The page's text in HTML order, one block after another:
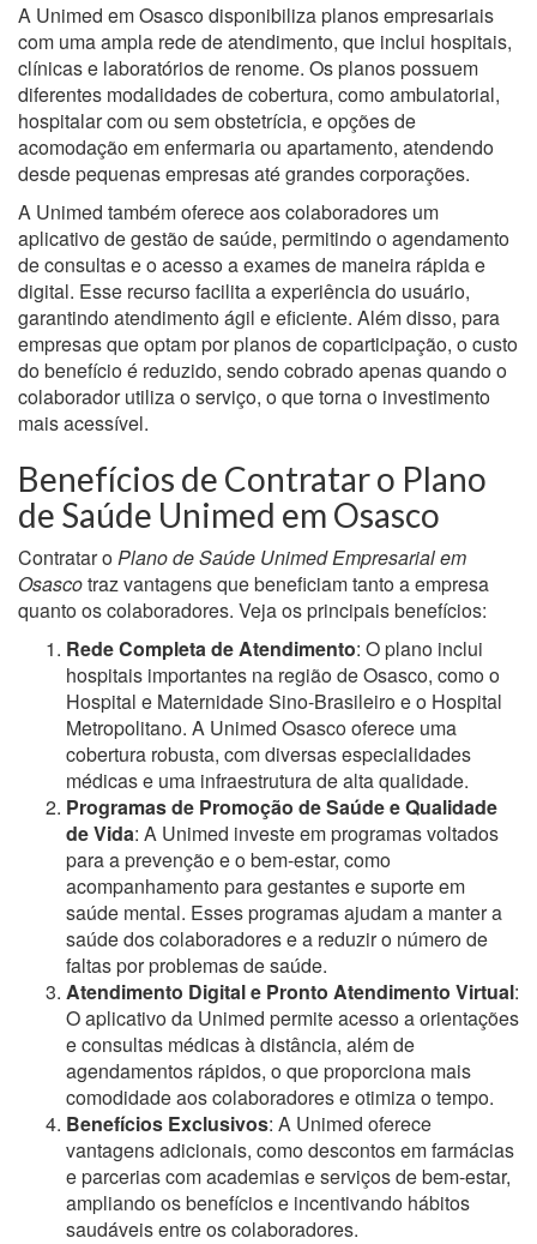
A Unimed em Osasco disponibiliza planos empresariais
com uma ampla rede de atendimento, que inclui hospitais,
clínicas e laboratórios de renome. Os planos possuem
diferentes modalidades de cobertura, como ambulatorial,
hospitalar com ou sem obstetrícia, e opções de
acomodação em enfermaria ou apartamento, atendendo
desde pequenas empresas até grandes corporações.
A Unimed também oferece aos colaboradores um
aplicativo de gestão de saúde, permitindo o agendamento
de consultas e o acesso a exames de maneira rápida e
digital. Esse recurso facilita a experiência do usuário,
garantindo atendimento ágil e eficiente. Além disso, para
empresas que optam por planos de coparticipação, o custo
do benefício é reduzido, sendo cobrado apenas quando o
colaborador utiliza o serviço, o que torna o investimento
mais acessível.
Benefícios de Contratar o Plano
de Saúde Unimed em Osasco
Contratar oPlano de Saúde Unimed Empresarial em
Osascotraz vantagens que beneficiam tanto a empresa
quanto os colaboradores. Veja os principais benefícios:
Rede Completa de Atendimento: O plano inclui
hospitais importantes na região de Osasco, como o
Hospital e Maternidade Sino-Brasileiro e o Hospital
Metropolitano. A Unimed Osasco oferece uma
cobertura robusta, com diversas especialidades
médicas e uma infraestrutura de alta qualidade.
Programas de Promoção de Saúde e Qualidade
de Vida: A Unimed investe em programas voltados
para a prevenção e o bem-estar, como
acompanhamento para gestantes e suporte em
saúde mental. Esses programas ajudam a manter a
saúde dos colaboradores e a reduzir o número de
faltas por problemas de saúde.
Atendimento Digital e Pronto Atendimento Virtual:
O aplicativo da Unimed permite acesso a orientações
e consultas médicas à distância, além de
agendamentos rápidos, o que proporciona mais
comodidade aos colaboradores e otimiza o tempo.
Benefícios Exclusivos: A Unimed oferece
vantagens adicionais, como descontos em farmácias
e parcerias com academias e serviços de bem-estar,
ampliando os benefícios e incentivando hábitos
saudáveis entre os colaboradores.